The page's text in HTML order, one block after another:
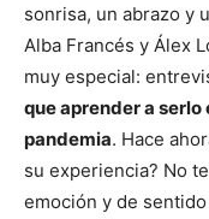
sonrisa, un abrazo y
Alba Francés y Álex
muy especial:
que aprender a
pandemia. Hace
su experiencia? No
emoción y de